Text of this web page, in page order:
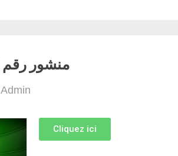
منشور رقم 012 للاتحاد الجزائري
Admin
Cliquez ici